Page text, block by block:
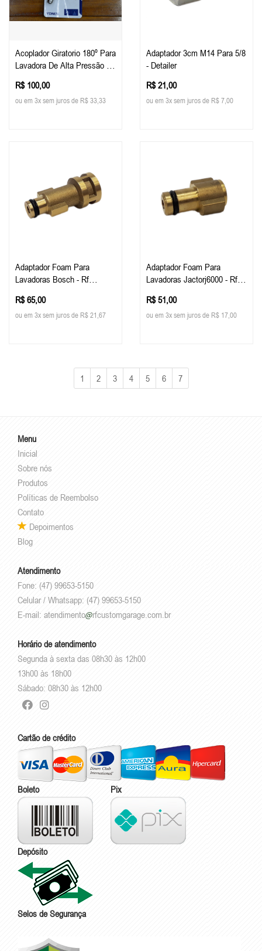
Acoplador Giratorio 180º Para
Lavadora De Alta Pressão -
R$ 100,00
ou em 3x sem juros de R$ 33,33
Adaptador 3cm M14 Para 5/8
- Detailer
R$ 21,00
ou em 3x sem juros de R$ 7,00
Adaptador Foam Para
Lavadoras Bosch - Rf
R$ 65,00
ou em 3x sem juros de R$ 21,67
Adaptador Foam Para
Lavadoras Jactorj6000 - Rf
R$ 51,00
ou em 3x sem juros de R$ 17,00
1 2 3 4 5 6 7
Menu
Inicial
Sobre nós
Produtos
Políticas de Reembolso
Contato
Depoimentos
Blog
Atendimento
Fone: (47) 99653-5150
Celular / Whatsapp: (47) 99653-5150
E-mail: atendimento rfcustomgarage.com.br
Horário de atendimento
Segunda à sexta das 08h30 às 12h00
13h00 às 18h00
Sábado: 08h30 às 12h00
Cartão de crédito
Boleto Pix
Depósito
Selos de Segurança